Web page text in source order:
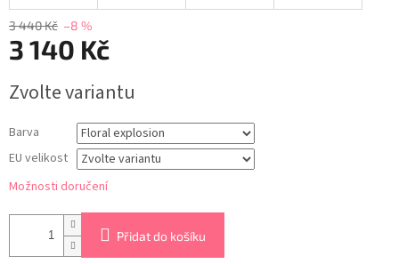
3 440 Kč –8 %
3 140 Kč
cena:
Zvolte variantu
Barva
EU velikost
Možnosti doručení
Přidat do košíku